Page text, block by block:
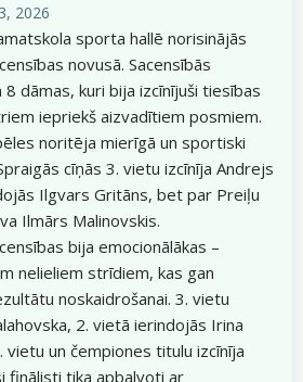
2026
sporta hallē norisinājās
novusā. Sacensībās
dāmas, kuri bija izcīnījuši tiesības
iepriekš aizvadītiem posmiem.
noritēja mierīgā un sportiski
cīņās 3. vietu izcīnīja Andrejs
Ilgvars Gritāns, bet par Preiļu
Ilmārs Malinovskis.
bija emocionālākas –
nelieliem strīdiem, kas gan
noskaidrošanai. 3. vietu
2. vietā ierindojās Irina
vietu un čempiones titulu izcīnīja
finālisti tika apbalvoti ar